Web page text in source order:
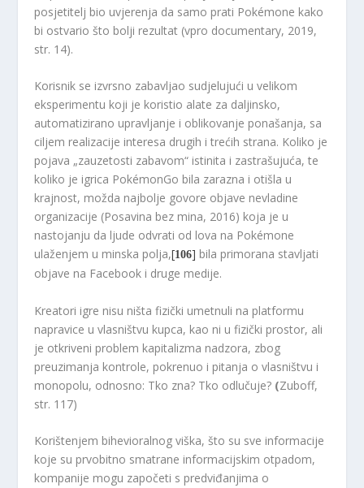
posjetitelj bio uvjerenja da samo prati Pokémone kako
bi ostvario što bolji rezultat (vpro documentary, 2019,
str. 14).
Korisnik se izvrsno zabavljao sudjelujući u velikom
eksperimentu koji je koristio alate za daljinsko,
automatizirano upravljanje i oblikovanje ponašanja, sa
ciljem realizacije interesa drugih i trećih strana. Koliko je
pojava „zauzetosti zabavom“ istinita i zastrašujuća, te
koliko je igrica PokémonGo bila zarazna i otišla u
krajnost, možda najbolje govore objave nevladine
organizacije (Posavina bez mina, 2016) koja je u
nastojanju da ljude odvrati od lova na Pokémone
ulaženjem u minska polja,[106] bila primorana stavljati
objave na Facebook i druge medije.
Kreatori igre nisu ništa fizički umetnuli na platformu
napravice u vlasništvu kupca, kao ni u fizički prostor, ali
je otkriveni problem kapitalizma nadzora, zbog
preuzimanja kontrole, pokrenuo i pitanja o vlasništvu i
monopolu, odnosno: Tko zna? Tko odlučuje? (Zuboff,
str. 117)
Korištenjem bihevioralnog viška, što su sve informacije
koje su prvobitno smatrane informacijskim otpadom,
kompanije mogu započeti s predviđanjima o